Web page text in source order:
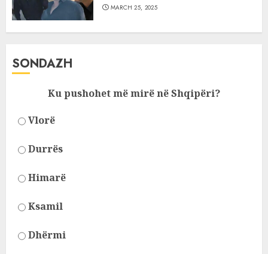
MARCH 25, 2025
SONDAZH
Ku pushohet më mirë në Shqipëri?
Vlorë
Durrës
Himarë
Ksamil
Dhërmi